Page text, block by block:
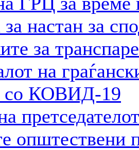
настан за
за
на
со КОВИД-19
општествени